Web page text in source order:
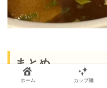
まとめ
ホーム カップ麺